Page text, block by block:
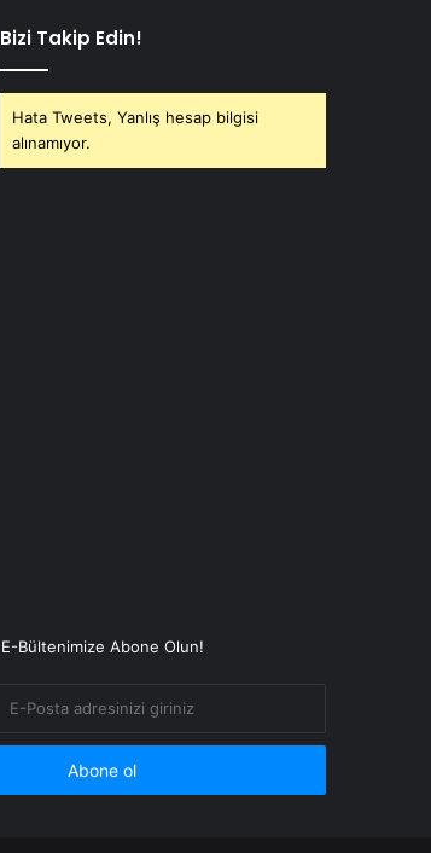
Bizi Takip Edin!
Hata Tweets, Yanlış hesap bilgisi
alınamıyor.
E-Bültenimize Abone Olun!